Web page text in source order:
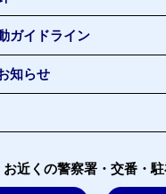
ガイドライン
知らせ
お近くの警察署・交番・